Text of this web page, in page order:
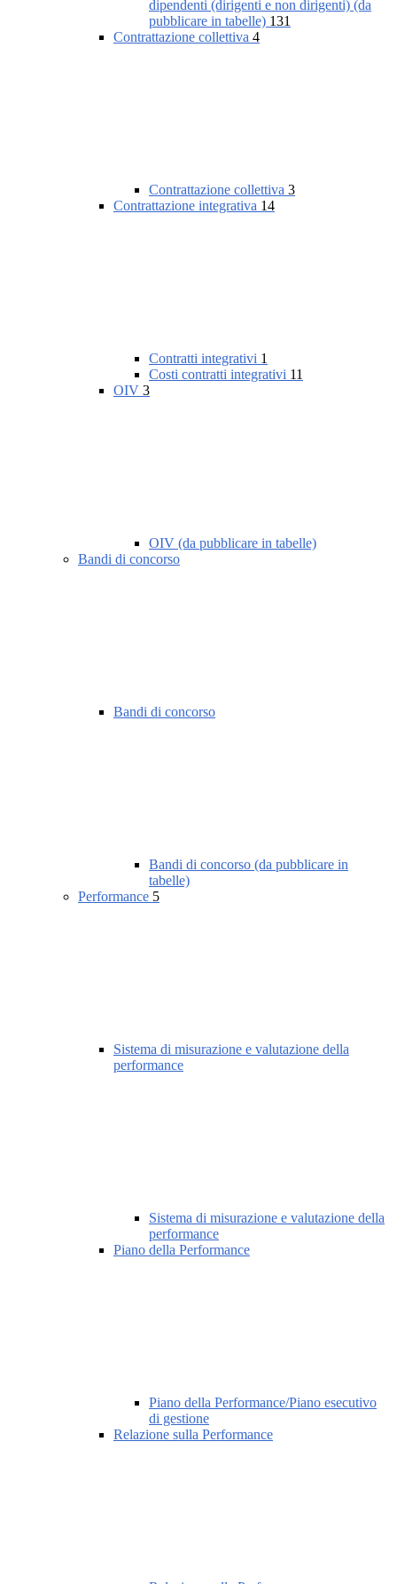
dipendenti (dirigenti e non dirigenti) (da
pubblicare in tabelle) 131
Contrattazione collettiva 4
Contrattazione collettiva 3
Contrattazione integrativa 14
Contratti integrativi 1
Costi contratti integrativi 11
OIV 3
OIV (da pubblicare in tabelle)
Bandi di concorso
Bandi di concorso
Bandi di concorso (da pubblicare in
tabelle)
Performance 5
Sistema di misurazione e valutazione della
performance
Sistema di misurazione e valutazione della
performance
Piano della Performance
Piano della Performance/Piano esecutivo
di gestione
Relazione sulla Performance